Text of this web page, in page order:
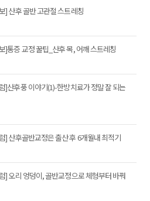
] 산후 골반 고관절 스트레칭
]통증 교정 꿀팁_산후 목, 어깨 스트레칭
]산후풍 이야기(1)-한방치료가 정말 잘 되는
] 산후골반교정은 출산 후 6개월내 최적기
] 오리 엉덩이, 골반교정으로 체형부터 바꿔